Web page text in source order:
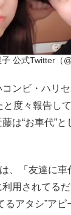
公式Twitter（
ンビ・ハリ
度々報告し
は“お車代”
「友達に車
利用されてる
るアタシ”ア